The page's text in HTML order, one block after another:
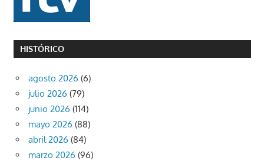
HISTÓRICO
agosto 2026 (6)
julio 2026 (79)
junio 2026 (114)
mayo 2026 (88)
abril 2026 (84)
marzo 2026 (96)